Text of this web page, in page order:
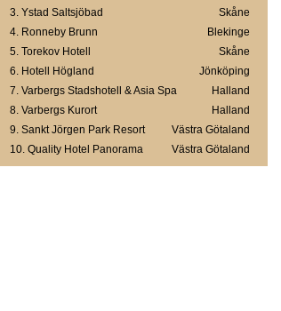
3. Ystad Saltsjöbad
Skåne
4. Ronneby Brunn
Blekinge
5. Torekov Hotell
Skåne
6. Hotell Högland
Jönköping
7. Varbergs Stadshotell & Asia Spa
Halland
8. Varbergs Kurort
Halland
9. Sankt Jörgen Park Resort
Västra Götaland
10. Quality Hotel Panorama Västra Götaland